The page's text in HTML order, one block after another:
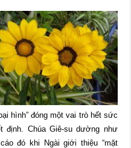
hình” đóng một vai trò hết sức
định. Chúa Giê-su dường như
đó khi Ngài giới thiệu “mặt